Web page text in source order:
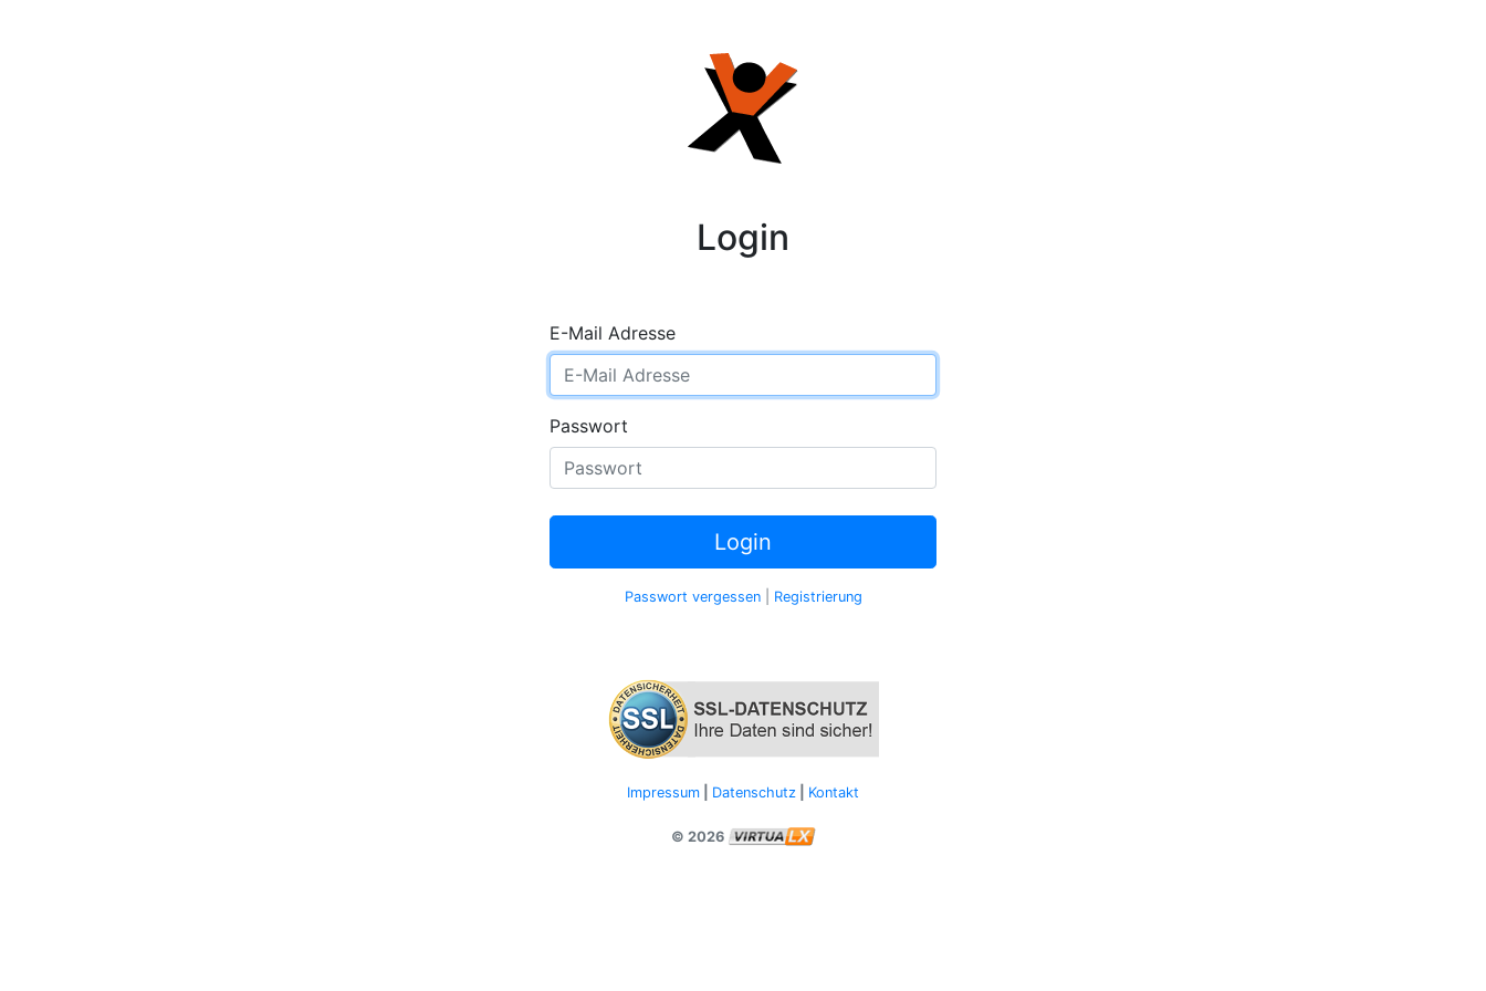
Login
E-Mail Adresse
Passwort
Login
Passwort vergessen| Registrierung
Impressum Datenschutz Kontakt
© 2026